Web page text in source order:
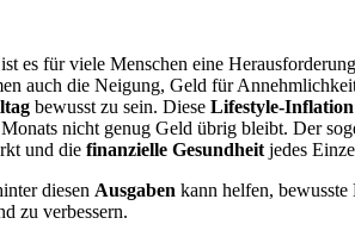
es für viele Menschen eine
auch die Neigung, Geld für
bewusst zu sein. Diese Lifestyle-Inflation
nicht genug Geld übrig bleibt. Der
und die finanzielle Gesundheit jedes
diesen Ausgaben kann helfen,
zu verbessern.